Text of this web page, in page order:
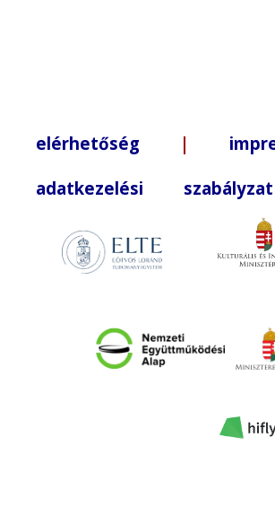
elérhetőség |
adatkezelési szabályzat